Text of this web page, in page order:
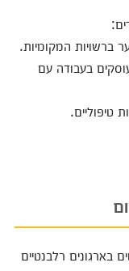
ברשויות המקומיות.
בעבודה עם
טיפוליים.
בארגונים רלבנטיים